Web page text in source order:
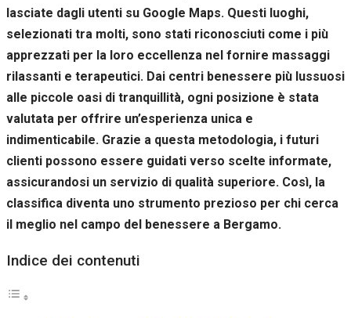
lasciate dagli utenti su Google Maps. Questi luoghi,
selezionati tra molti, sono stati riconosciuti come i più
apprezzati per la loro eccellenza nel fornire massaggi
rilassanti e terapeutici. Dai centri benessere più lussuosi
alle piccole oasi di tranquillità, ogni posizione è stata
valutata per offrire un’esperienza unica e
indimenticabile. Grazie a questa metodologia, i futuri
clienti possono essere guidati verso scelte informate,
assicurandosi un servizio di qualità superiore. Così, la
classifica diventa uno strumento prezioso per chi cerca
il meglio nel campo del benessere a Bergamo.
Indice dei contenuti